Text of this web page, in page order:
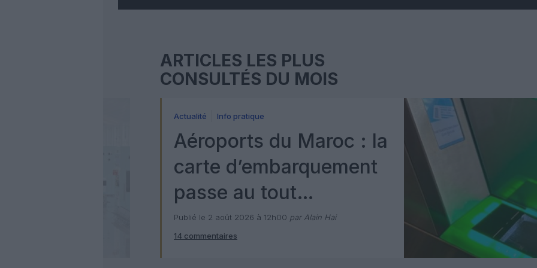
ARTICLES LES PLUS
CONSULTÉS DU MOIS
Actualité Info pratique
Aéroports du Maroc : la
carte d’embarquement
passe au tout
numérique avec Pax
Check
Publié le 2 août 2026 à 12h00 par Alain Hai
14 commentaires